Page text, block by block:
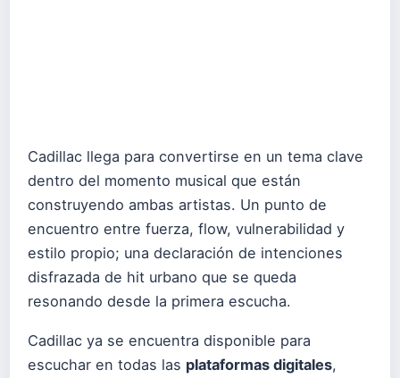
Cadillac llega para convertirse en un tema clave
dentro del momento musical que están
construyendo ambas artistas. Un punto de
encuentro entre fuerza, flow, vulnerabilidad y
estilo propio; una declaración de intenciones
disfrazada de hit urbano que se queda
resonando desde la primera escucha.
Cadillac ya se encuentra disponible para
escuchar en todas las plataformas digitales,